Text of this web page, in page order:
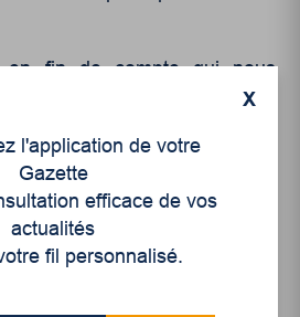
en fin de compte qui nous
affaires : l’économie,
X
l'application de votre
Gazette
efficace de vos
actualités
fil personnalisé.